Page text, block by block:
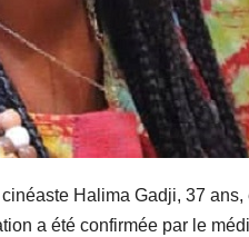
Halima Gadji, 37
a été confirmée par le